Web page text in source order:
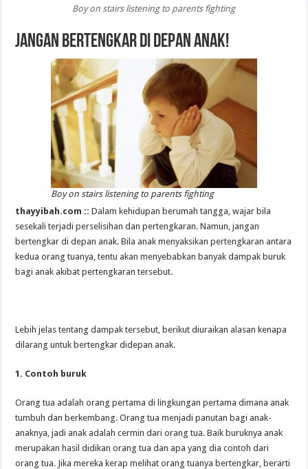
Boy on stairs listening to parents fighting
Jangan Bertengkar di depan anak!
Boy on stairs listening to parents fighting
thayyibah.com ::Dalam kehidupan berumah tangga, wajar bila
sesekali terjadi perselisihan dan pertengkaran. Namun, jangan
bertengkar di depan anak. Bila anak menyaksikan pertengkaran antara
kedua orang tuanya, tentu akan menyebabkan banyak dampak buruk
bagi anak akibat pertengkaran tersebut.
Lebih jelas tentang dampak tersebut, berikut diuraikan alasan kenapa
dilarang untuk bertengkar didepan anak.
1. Contoh buruk
Orang tua adalah orang pertama di lingkungan pertama dimana anak
tumbuh dan berkembang. Orang tua menjadi panutan bagi anak-
anaknya, jadi anak adalah cermin dari orang tua. Baik buruknya anak
merupakan hasil didikan orang tua dan apa yang dia contoh dari
orang tua. Jika mereka kerap melihat orang tuanya bertengkar, berarti